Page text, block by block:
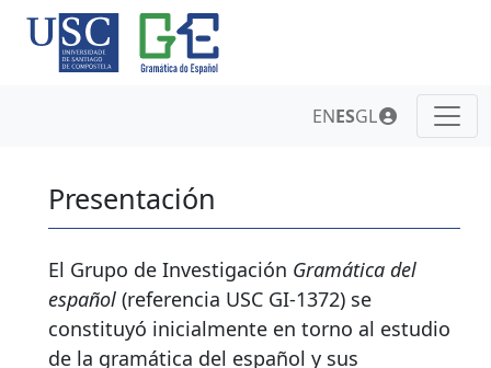
ENESGL
Presentación
El Grupo de Investigación Gramática del
español (referencia USC GI-1372) se
constituyó inicialmente en torno al estudio
de la gramática del español y sus